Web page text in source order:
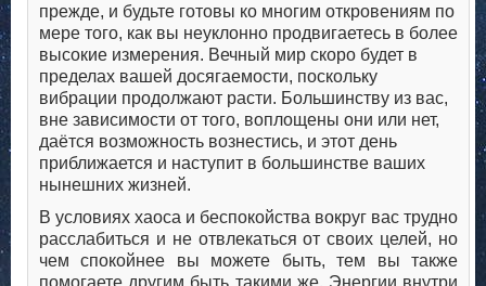
прежде, и будьте готовы ко многим откровениям по
мере того, как вы неуклонно продвигаетесь в более
высокие измерения. Вечный мир скоро будет в
пределах вашей досягаемости, поскольку
вибрации продолжают расти. Большинству из вас,
вне зависимости от того, воплощены они или нет,
даётся возможность вознестись, и этот день
приближается и наступит в большинстве ваших
нынешних жизней.
В условиях хаоса и беспокойства вокруг вас трудно
расслабиться и не отвлекаться от своих целей, но
чем спокойнее вы можете быть, тем вы также
помогаете другим быть такими же. Энергии внутри